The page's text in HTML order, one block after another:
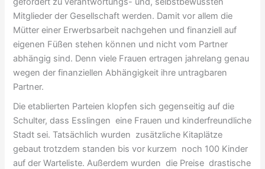
Mitglieder der Gesellschaft werden. Damit vor allem die
Mütter einer Erwerbsarbeit nachgehen und finanziell auf
eigenen Füßen stehen können und nicht vom Partner
abhängig sind. Denn viele Frauen ertragen jahrelang genau
wegen der finanziellen Abhängigkeit ihre untragbaren
Partner.
Die etablierten Parteien klopfen sich gegenseitig auf die
Schulter, dass Esslingen eine Frauen und kinderfreundliche
Stadt sei. Tatsächlich wurden zusätzliche Kitaplätze
gebaut trotzdem standen bis vor kurzem noch 100 Kinder
auf der Warteliste. Außerdem wurden die Preise drastische